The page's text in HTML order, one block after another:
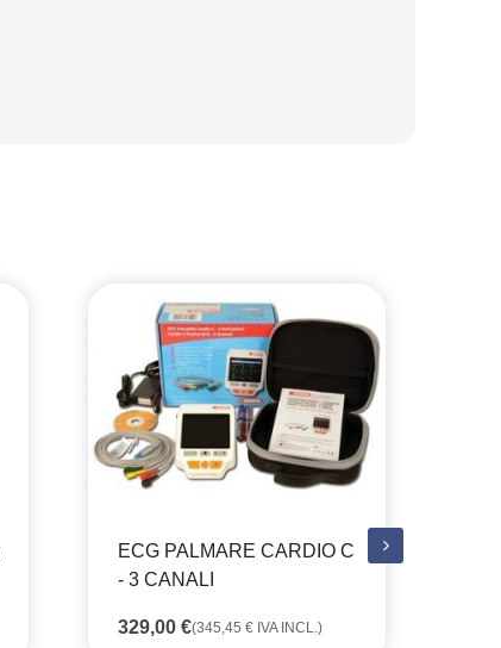
ECG PALMARE CARDIO C
- 3 CANALI
329,00 €(345,45 € IVA INCL.)